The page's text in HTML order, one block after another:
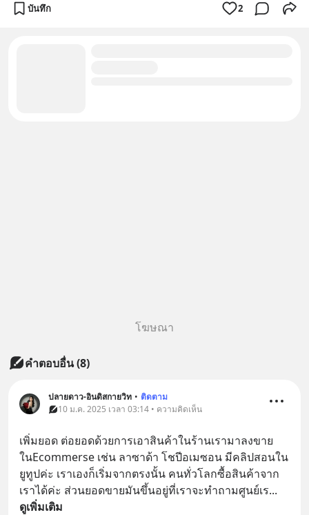
บันทึก 2
โฆษณา
คำตอบอื่น(8)
ปลายดาว-อินดิสกายวิท • ติดตาม
10 ม.ค. 2025 เวลา 03:14 • ความคิดเห็น
เพิ่มยอด ต่อยอดด้วยการเอาสินค้าในร้านเรามาลงขาย
ในEcommerse เช่น ลาซาด้า โชปีอเมซอน มีคลิปสอนใน
ยูทูปค่ะ เราเองก็เริ่มจากตรงนั้น คนทั่วโลกซื้อสินค้าจาก
เราได้ค่ะ ส่วนยอดขายมันขึ้นอยู่ที่เราจะทำถามศูนย์เร...
ดูเพิ่มเติม